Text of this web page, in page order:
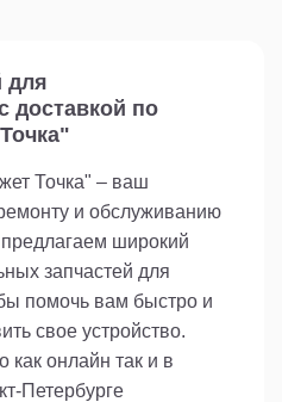
для
доставкой по
Точка" – ваш
и обслуживанию
широкий
запчастей для
помочь вам быстро и
свое устройство.
как онлайн так и в
Петербурге